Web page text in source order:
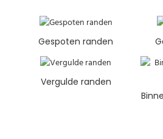
Gespoten randen
Vergulde randen